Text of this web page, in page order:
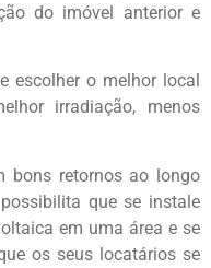
do imóvel anterior e
escolher o melhor local
irradiação, menos
bons retornos ao longo
que se instale
em uma área e se
os seus locatários se